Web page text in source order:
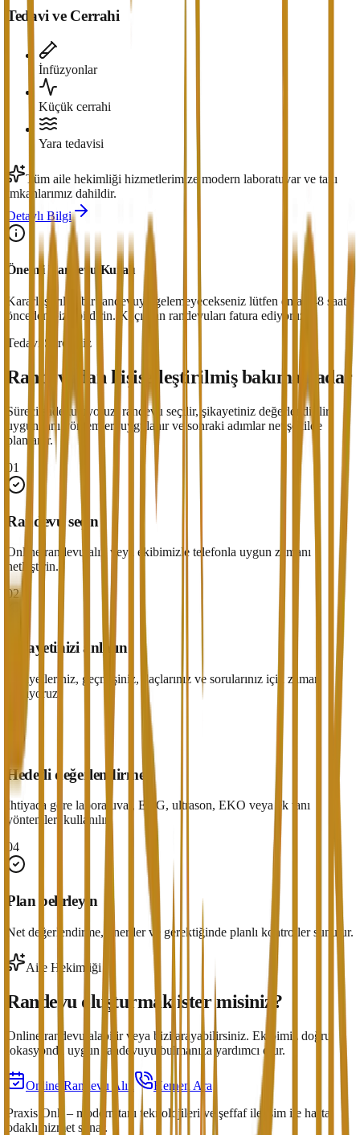
Tedavi ve Cerrahi
İnfüzyonlar
Küçük cerrahi
Yara tedavisi
Tüm aile hekimliği hizmetlerimize modern laboratuvar ve tanı
imkanlarımız dahildir.
Detaylı Bilgi
Önemli Randevu Kuralı
Kararlaştırılan bir randevuya gelemeyecekseniz lütfen en az 48 saat
önceden bize bildirin. Kaçırılan randevuları fatura ediyoruz.
Tedavi Süreciniz
Randevudan kişiselleştirilmiş bakıma kadar
Süreci sade tutuyoruz: randevu seçilir, şikayetiniz değerlendirilir,
uygun tanı yöntemleri uygulanır ve sonraki adımlar net şekilde
planlanır.
01
Randevu seçin
Online randevu alın veya ekibimizle telefonla uygun zamanı
netleştirin.
02
Şikayetinizi anlatın
Şikayetleriniz, geçmişiniz, ilaçlarınız ve sorularınız için zaman
ayırıyoruz.
Hedefli değerlendirme
İhtiyaca göre laboratuvar, EKG, ultrason, EKO veya ek tanı
yöntemleri kullanılır.
04
Plan belirleyin
Net değerlendirme, öneriler ve gerektiğinde planlı kontroller sunulur.
Aile Hekimliği
Randevu oluşturmak ister misiniz?
Online randevu alabilir veya bizi arayabilirsiniz. Ekibimiz doğru
lokasyonda uygun randevuyu bulmanıza yardımcı olur.
Online Randevu Alın
Hemen Ara
Praxis Onk – modern tanı teknolojileri ve şeffaf iletişim ile hasta
odaklı hizmet sunar.